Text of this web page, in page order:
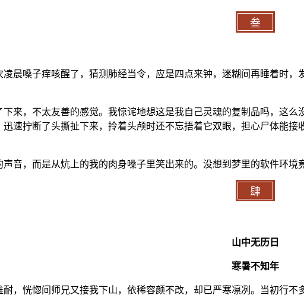
叁
晨嗓子痒咳醒了，猜测肺经当令，应是四点来钟，迷糊间再睡着时
来，不太友善的感觉。我惊诧地想这是我自己灵魂的复制品吗，这
速拧断了头撕扯下来，拎着头颅时还不忘捂着它双眼，担心尸体能接
音，而是从炕上的我的肉身嗓子里笑出来的。没想到梦里的软件环境
肆
山中无历日
寒暑不知年
，恍惚间师兄又接我下山，依稀容颜不改，却已严寒凛冽。当初行